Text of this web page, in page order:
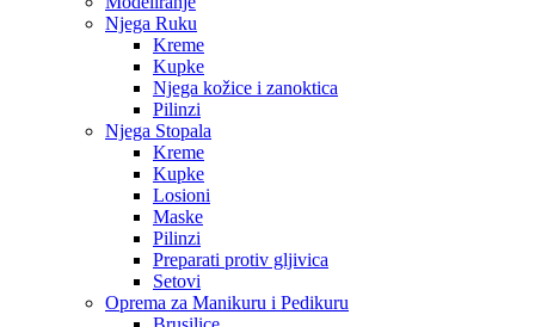
Njega Ruku
Kreme
Kupke
Njega kožice i zanoktica
Pilinzi
Njega Stopala
Kreme
Kupke
Losioni
Maske
Pilinzi
Preparati protiv gljivica
Setovi
Oprema za Manikuru i Pedikuru